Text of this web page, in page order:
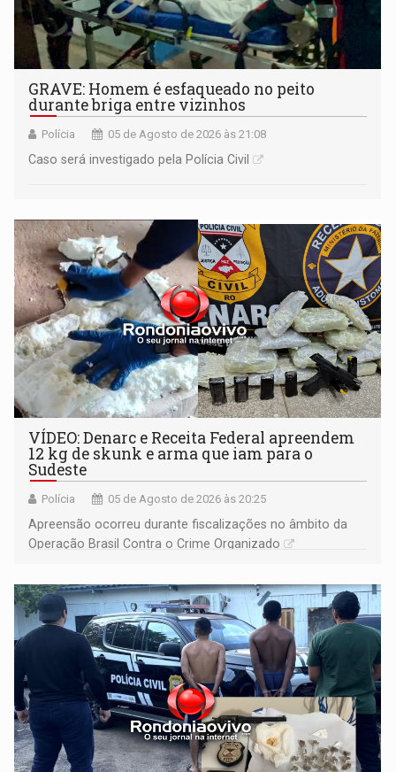
GRAVE: Homem é esfaqueado no peito
durante briga entre vizinhos
Polícia 05 de Agosto de 2026 às 21:08
Caso será investigado pela Polícia Civil
VÍDEO: Denarc e Receita Federal apreendem
12 kg de skunk e arma que iam para o
Sudeste
Polícia 05 de Agosto de 2026 às 20:25
Apreensão ocorreu durante fiscalizações no âmbito da
Operação Brasil Contra o Crime Organizado